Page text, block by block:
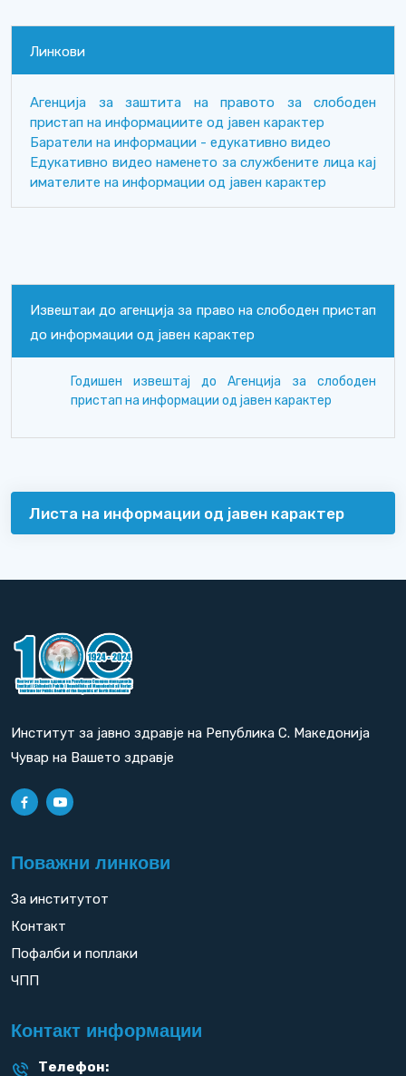
Линкови
Агенција за заштита на правото за слободен
пристап на информациите од јавен карактер
Баратели на информации - едукативно видео
Eдукативно видео наменето за службените лица кај
имателите на информации од јавен карактер
Извештаи до агенција за право на слободен пристап
до информации од јавен карактер
Годишен извештај до Агенција за слободен
пристап на информации од јавен карактер
Листа на информации од јавен карактер
Институт за јавно здравје на Република С. Македонија
Чувар на Вашето здравје
Поважни линкови
За институтот
Контакт
Пофалби и поплаки
ЧПП
Контакт информации
Телефон: